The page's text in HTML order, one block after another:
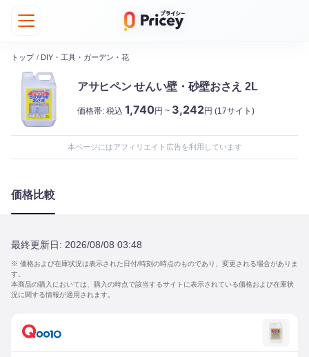
トップ / DIY・工具・ガーデン・花
アサヒペン せんい壁・砂壁おさえ 2L
価格帯: 税込 1,740円 ~ 3,242円 (17サイト)
本ページにはアフィリエイト広告を利用しています
価格比較
最終更新日: 2026/08/08 03:48
※ 価格および在庫状況は表示された日付/時刻の時点のものであり、変更される場合がありま
す。
本商品の購入においては、購入の時点で該当するサイトに表示されている価格および在庫状
況に関する情報が適用されます。